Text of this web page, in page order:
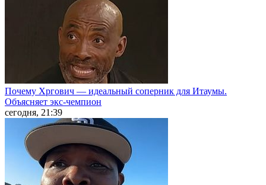
Почему Хргович — идеальный соперник для Итаумы.
Объясняет экс-чемпион
сегодня, 21:39